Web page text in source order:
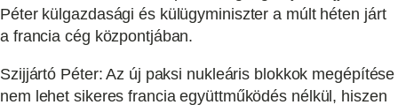
Péter külgazdasági és külügyminiszter a múlt héten járt
a francia cég központjában.
Szijjártó Péter: Az új paksi nukleáris blokkok megépítése
nem lehet sikeres francia együttműködés nélkül, hiszen